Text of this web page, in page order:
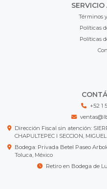
Términos
Políticas
Políticas
+52 1
Dirección Fiscal sin atención:
CHAPULTEPEC I SECCION,
Bodega: Privada Betel Paseo
Toluca, México
Retiro en Bodega de